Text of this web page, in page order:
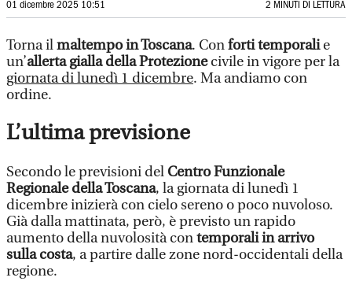
01 dicembre 2025 10:51 2 MINUTI DI LETTURA
Torna ilmaltempo in Toscana. Conforti temporalie
un’allerta gialla della Protezionecivile in vigore per la
giornata di lunedì 1 dicembre. Ma andiamo con
ordine.
L’ultima previsione
Secondo le previsioni del Centro Funzionale
Regionale della Toscana, la giornata di lunedì 1
dicembre inizierà con cielo sereno o poco nuvoloso.
Già dalla mattinata, però, è previsto un rapido
aumento della nuvolosità contemporali in arrivo
sulla costa, a partire dalle zone nord-occidentali della
regione.